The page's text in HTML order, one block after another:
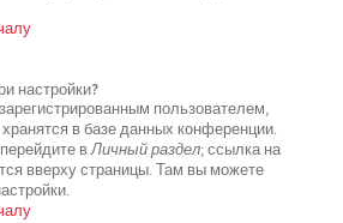
настройки?
пользователем,
в базе данных конференции.
вЛичный раздел; ссылка на
вверху страницы. Там вы можете